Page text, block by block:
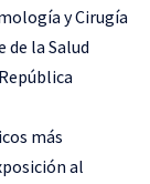
y Cirugía
la Salud
más
al